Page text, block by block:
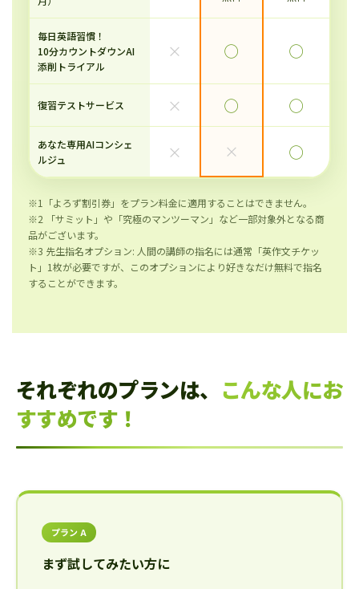
毎日英語習慣！
10分カウントダウンAI
添削トライアル
× ◯ ◯
復習テストサービス × ◯ ◯
あなた専用AIコンシェ
ルジュ
× × ◯
※1「よろず割引券」をプラン料金に適用することはできません。
※2 「サミット」や「究極のマンツーマン」など一部対象外となる商
品がございます。
※3 先生指名オプション: 人間の講師の指名には通常「英作文チケッ
ト」1枚が必要ですが、このオプションにより好きなだけ無料で指名
することができます。
それぞれのプランは、 こんな人にお
すすめです！
プラン A
まず試してみたい方に